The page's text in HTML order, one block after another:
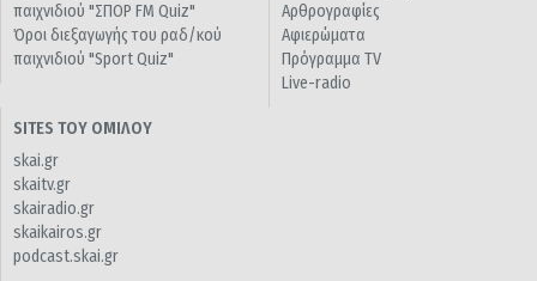
παιχνιδιού "ΣΠΟΡ FM Quiz"
Όροι διεξαγωγής του ραδ/κού
παιχνιδιού "Sport Quiz"
Αρθρογραφίες
Αφιερώματα
Πρόγραμμα TV
Live-radio
SITES ΤΟΥ ΟΜΙΛΟΥ
skai.gr
skaitv.gr
skairadio.gr
skaikairos.gr
podcast.skai.gr